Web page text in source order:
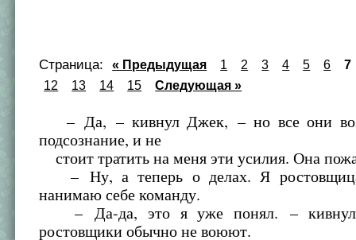
Страница: « Предыдущая 1 2 3 4 5 6
7
12
13 14 15 Следующая »
– Да, – кивнул Джек, – но все они
подсознание, и не
стоит тратить на меня эти усилия. Она
– Ну, а теперь о делах. Я
нанимаю себе команду.
– Да-да, это я уже понял. –
ростовщики обычно не воюют.